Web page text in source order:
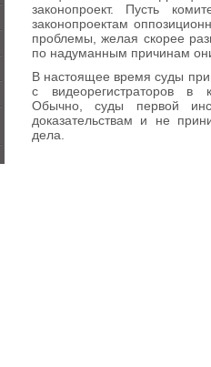
законопроект. Пусть
законопроектам
проблемы, желая скорее
по надуманным причинам
В настоящее время суды
с видеорегистраторов в
Обычно, суды первой
доказательствам и не
дела.